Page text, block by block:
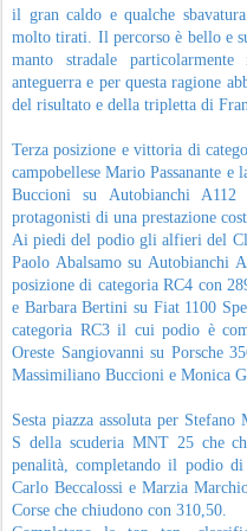
il gran caldo e qualche
molto tirati. Il percorso è bello e
manto stradale
anteguerra e per questa ragione
del risultato e della tripletta di
Terza posizione e vittoria di
campobellese Mario Passanante
Buccioni su Autobianchi
protagonisti di una prestazione
Ai piedi del podio gli alfieri del
Paolo Abalsamo su Autobianchi
posizione di categoria RC4 con
e Barbara Bertini su Fiat 1100
categoria RC3 il cui podio è
Oreste Sangiovanni su Porsche
Massimiliano Buccioni e Monica
Sesta piazza assoluta per
S della scuderia MNT 25 che
penalità, completando il podio
Carlo Beccalossi e Marzia
Corse che chiudono con 310,50.